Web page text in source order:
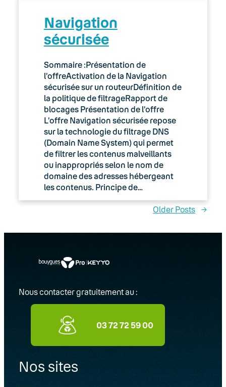
Navigation
sécurisée
Sommaire :Présentation de
l’offreActivation de la Navigation
sécurisée sur un routeurDéfinition de
la politique de filtrageRapport de
blocages Présentation de l’offre
L’offre Navigation sécurisée repose
sur la technologie du filtrage DNS
(Domain Name System) qui permet
de filtrer les contenus malveillants
ou inappropriés selon le nom de
domaine des adresses hébergeant
les contenus. Principe de…
Older Posts →
Nous contacter gratuitement au :
03 72 72 59 00
Nos sites